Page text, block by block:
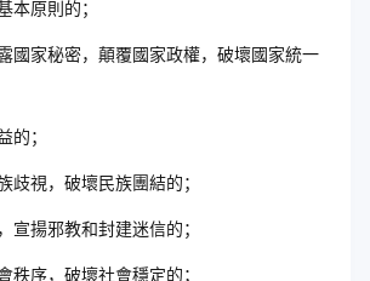
本原則的；
國家秘密，顛覆國家政權，破壞國家統一
的；
歧視，破壞民族團結的；
宣揚邪教和封建迷信的；
秩序，破壞社會穩定的；